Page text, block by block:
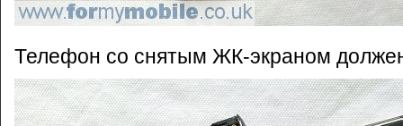
Телефон со снятым ЖК-экраном